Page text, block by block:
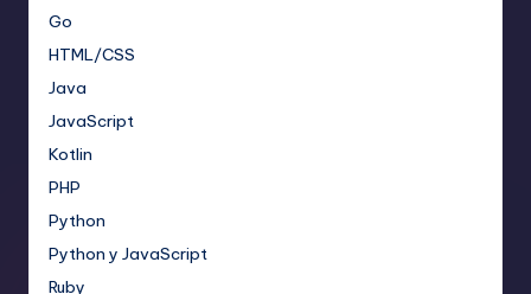
Go
HTML/CSS
Java
JavaScript
Kotlin
PHP
Python
Python y JavaScript
Ruby